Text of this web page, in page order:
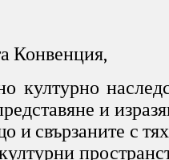
Конвенция,
и
и свързаните с